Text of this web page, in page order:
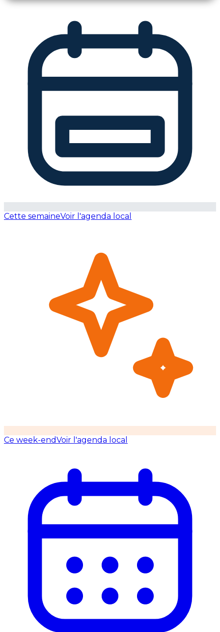
Cette semaineVoir l'agenda local
Ce week-endVoir l'agenda local